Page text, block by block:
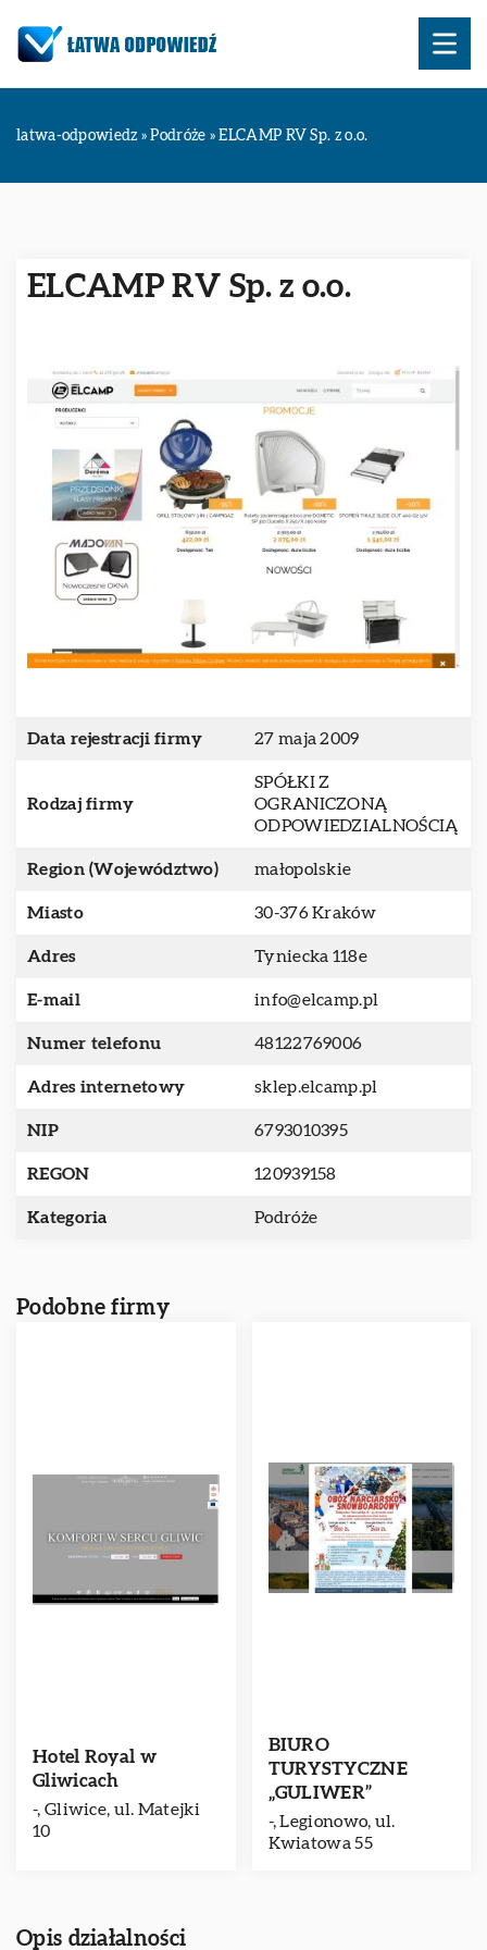
latwa-odpowiedz »Podróże »ELCAMP RV Sp. z o.o.
ELCAMP RV Sp. z o.o.
Data rejestracji firmy 27 maja 2009
Rodzaj firmy
SPÓŁKI Z
OGRANICZONĄ
ODPOWIEDZIALNOŚCIĄ
Region (Województwo) małopolskie
Miasto 30-376 Kraków
Adres Tyniecka 118e
E-mail info@elcamp.pl
Numer telefonu 48122769006
Adres internetowy sklep.elcamp.pl
NIP 6793010395
REGON 120939158
Kategoria Podróże
Podobne firmy
Hotel Royal w
Gliwicach
-, Gliwice, ul. Matejki
10
BIURO
TURYSTYCZNE
„GULIWER”
-, Legionowo, ul.
Kwiatowa 55
Opis działalności